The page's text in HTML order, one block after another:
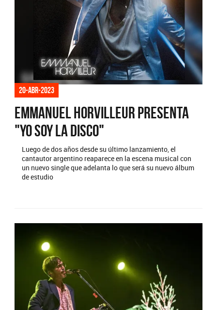
20-abr-2023
Emmanuel Horvilleur presenta
"Yo soy la disco"
Luego de dos años desde su último lanzamiento, el
cantautor argentino reaparece en la escena musical con
un nuevo single que adelanta lo que será su nuevo álbum
de estudio